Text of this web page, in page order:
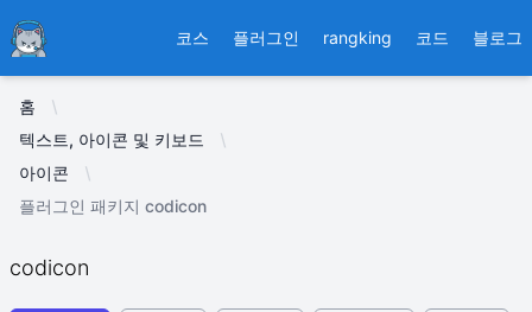
Ducafecat 코스 플러그인 rangking 코드 블로그
홈
텍스트, 아이콘 및 키보드
아이콘
플러그인 패키지 codicon
codicon